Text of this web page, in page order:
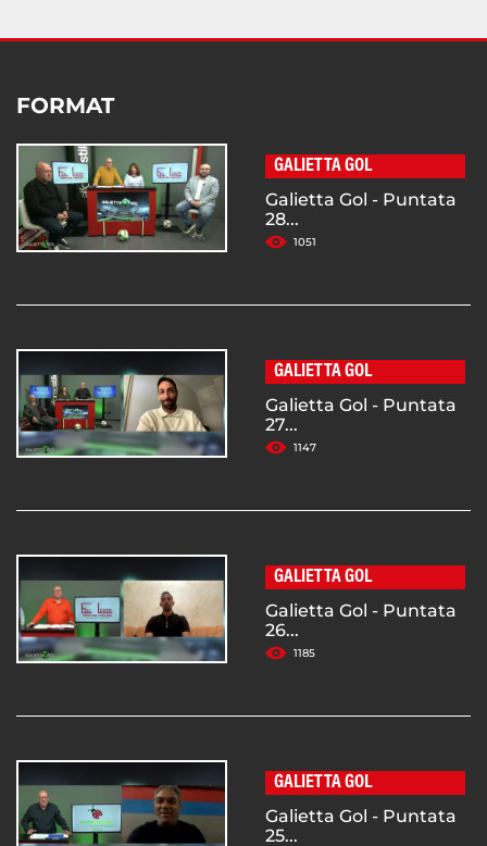
FORMAT
GALIETTA GOL
Galietta Gol - Puntata
28...
1051
GALIETTA GOL
Galietta Gol - Puntata
27...
1147
GALIETTA GOL
Galietta Gol - Puntata
26...
1185
GALIETTA GOL
Galietta Gol - Puntata
25...